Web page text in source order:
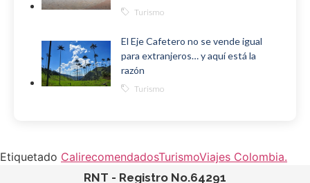
Turismo
El Eje Cafetero no se vende igual
para extranjeros… y aquí está la
razón
Turismo
Etiquetado CalirecomendadosTurismoViajes Colombia.
RNT - Registro No.64291